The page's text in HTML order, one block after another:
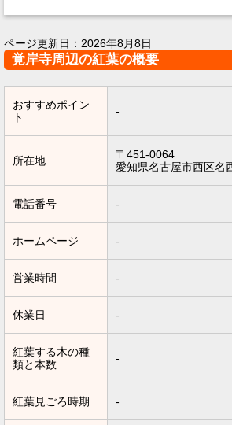
ページ更新日： 2026年8月8日
覚岸寺周辺の紅葉の概要
おすすめポイン
ト
-
所在地
〒451-0064
愛知県名古屋市西区名
電話番号 -
ホームページ -
営業時間 -
休業日 -
紅葉する木の種
類と本数
-
紅葉見ごろ時期 -